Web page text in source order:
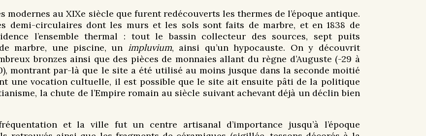
modernes au XIXe siècle que furent redécouverts les thermes de l’époque antique.
demi-circulaires dont les murs et les sols sont faits de marbre, et en 1838 de
l’ensemble thermal : tout le bassin collecteur des sources, sept puits
marbre, une piscine, un impluvium, ainsi qu’un hypocauste. On y découvrit
bronzes ainsi que des pièces de monnaies allant du règne d’Auguste (-29 à
montrant par-là que le site a été utilisé au moins jusque dans la seconde moitié
une vocation cultuelle, il est possible que le site ait ensuite pâti de la politique
la chute de l’Empire romain au siècle suivant achevant déjà un déclin bien
et la ville fut un centre artisanal d’importance jusqu’à l’époque